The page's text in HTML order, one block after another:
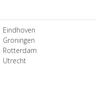
Eindhoven
Groningen
Rotterdam
Utrecht